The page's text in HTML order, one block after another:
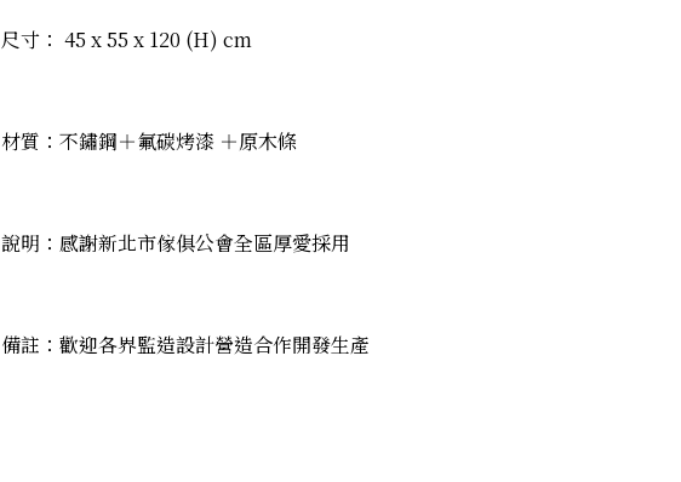
尺寸： 45 x 55 x 120 (H) cm
材質：不鏽鋼＋氟碳烤漆 ＋原木條
說明：感謝新北市傢俱公會全區厚愛採用
備註：歡迎各界監造設計營造合作開發生產